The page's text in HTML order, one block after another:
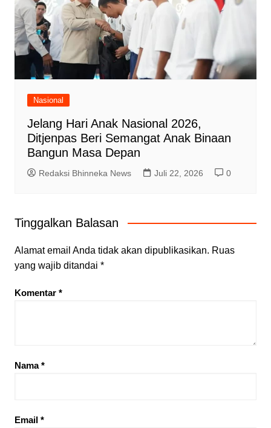
Nasional
Jelang Hari Anak Nasional 2026,
Ditjenpas Beri Semangat Anak Binaan
Bangun Masa Depan
Redaksi Bhinneka News Juli 22, 2026 0
Tinggalkan Balasan
Alamat email Anda tidak akan dipublikasikan. Ruas
yang wajib ditandai *
Komentar *
Nama*
Email *